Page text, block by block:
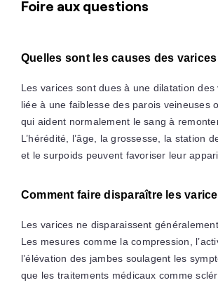
Foire aux questions
Quelles sont les causes des
Les varices sont dues à une dilatation
liée à une faiblesse des parois veineuses
qui aident normalement le sang à
L’hérédité, l’âge, la grossesse, la station
et le surpoids peuvent favoriser leur
Comment faire disparaître les
Les varices ne disparaissent
Les mesures comme la compression,
l’élévation des jambes soulagent les
que les traitements médicaux comme